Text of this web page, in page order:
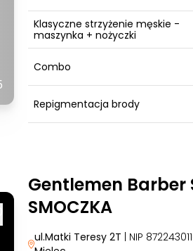
Klasyczne strzyżenie męskie -
maszynka + nożyczki
Combo
Repigmentacja brody
Gentlemen Barber
SMOCZKA
ul.Matki Teresy 2T | NIP